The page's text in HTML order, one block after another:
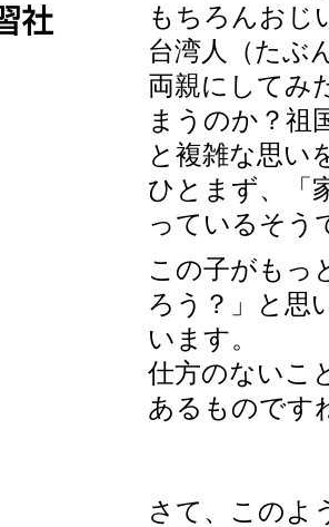
もちろんおじ
台湾人（たぶ
両親にしてみ
まうのか？祖
と複雑な思い
ひとまず、「
っているそう
この子がもっ
ろう？」と思
います。
仕方のないこ
あるものです
さて、このよ